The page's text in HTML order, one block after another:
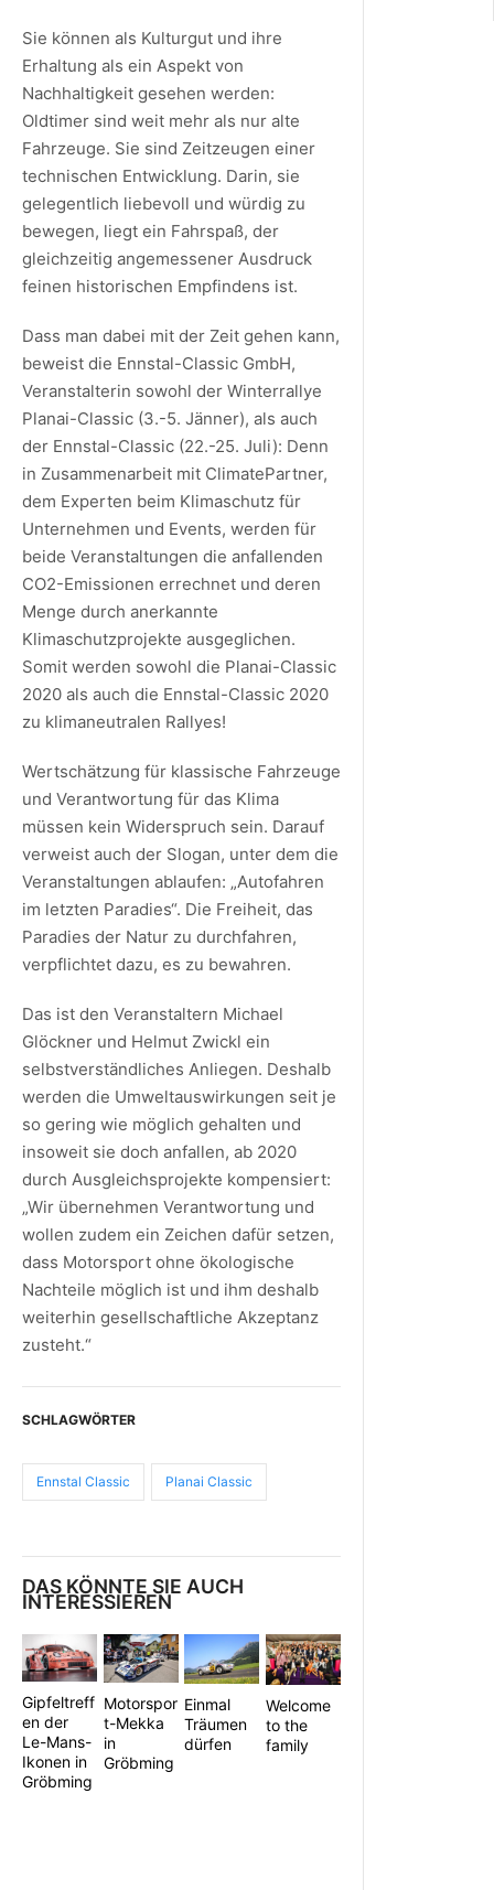
Sie können als Kulturgut und ihre
Erhaltung als ein Aspekt von
Nachhaltigkeit gesehen werden:
Oldtimer sind weit mehr als nur alte
Fahrzeuge. Sie sind Zeitzeugen einer
technischen Entwicklung. Darin, sie
gelegentlich liebevoll und würdig zu
bewegen, liegt ein Fahrspaß, der
gleichzeitig angemessener Ausdruck
feinen historischen Empfindens ist.
Dass man dabei mit der Zeit gehen kann,
beweist die Ennstal-Classic GmbH,
Veranstalterin sowohl der Winterrallye
Planai-Classic (3.-5. Jänner), als auch
der Ennstal-Classic (22.-25. Juli): Denn
in Zusammenarbeit mit ClimatePartner,
dem Experten beim Klimaschutz für
Unternehmen und Events, werden für
beide Veranstaltungen die anfallenden
CO2-Emissionen errechnet und deren
Menge durch anerkannte
Klimaschutzprojekte ausgeglichen.
Somit werden sowohl die Planai-Classic
2020 als auch die Ennstal-Classic 2020
zu klimaneutralen Rallyes!
Wertschätzung für klassische Fahrzeuge
und Verantwortung für das Klima
müssen kein Widerspruch sein. Darauf
verweist auch der Slogan, unter dem die
Veranstaltungen ablaufen: „Autofahren
im letzten Paradies“. Die Freiheit, das
Paradies der Natur zu durchfahren,
verpflichtet dazu, es zu bewahren.
Das ist den Veranstaltern Michael
Glöckner und Helmut Zwickl ein
selbstverständliches Anliegen. Deshalb
werden die Umweltauswirkungen seit je
so gering wie möglich gehalten und
insoweit sie doch anfallen, ab 2020
durch Ausgleichsprojekte kompensiert:
„Wir übernehmen Verantwortung und
wollen zudem ein Zeichen dafür setzen,
dass Motorsport ohne ökologische
Nachteile möglich ist und ihm deshalb
weiterhin gesellschaftliche Akzeptanz
zusteht.“
SCHLAGWÖRTER
Ennstal Classic Planai Classic
DAS KÖNNTE SIE AUCH
INTERESSIEREN
Gipfeltreff
en der
Le-Mans-
Ikonen in
Gröbming
Motorspor
t-Mekka
in
Gröbming
Einmal
Träumen
dürfen
Welcome
to the
family